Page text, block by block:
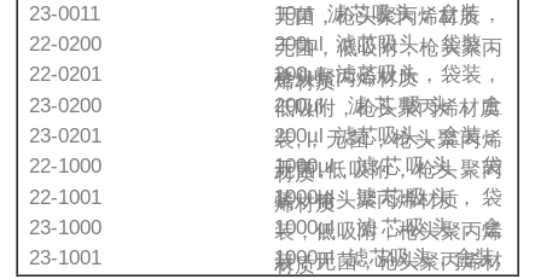
无菌，枪头聚丙烯材质
23-0011
10µl 滤芯吸头，盒装，
无菌，低吸附，枪头聚丙
烯材质
22-0200
200µl 滤芯吸头，袋装，
枪头聚丙烯材质
22-0201
200µl 滤芯吸头，袋装，
低吸附，枪头聚丙烯材质
23-0200
200µl 滤芯吸头，盒
装,，无菌，枪头聚丙烯
材质
23-0201
200µl 滤芯吸头，盒装，
无菌,低吸附，枪头聚丙
烯材质
22-1000
1000µl 滤芯吸头，袋
装，枪头聚丙烯材质
22-1001
1000µl 滤芯吸头，袋
装，低吸附，枪头聚丙烯
材质
23-1000
1000µl 滤芯吸头，盒
装，无菌，枪头聚丙烯材
23-1001
1000µl 滤芯吸头，盒装,